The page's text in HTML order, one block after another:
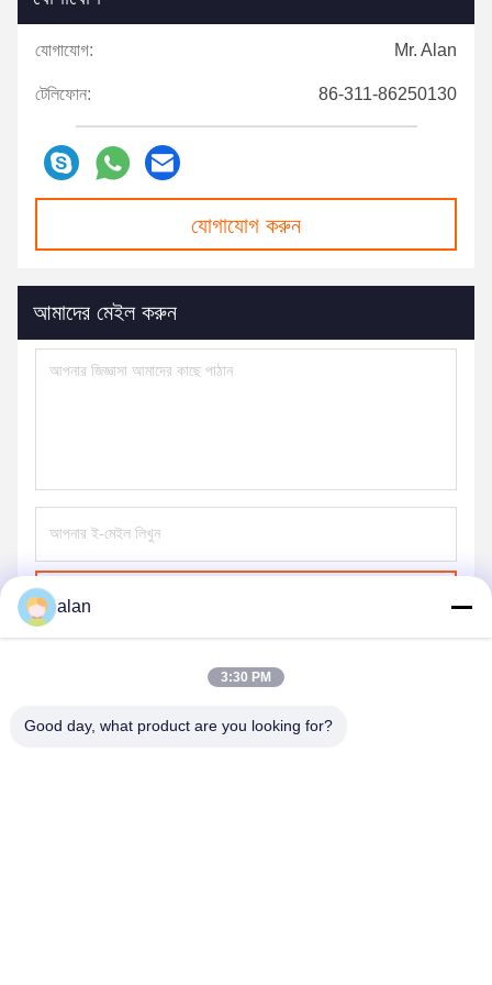
যোগাযোগ: Mr. Alan
টেলিফোন: 86-311-86250130
যোগাযোগ করুন
আমাদের মেইল ​​করুন
alan
3:30 PM
Good day, what product are you looking for?